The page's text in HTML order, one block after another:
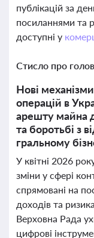
публікацій за
посиланнями та
доступні у
Стисло про
Нові
операцій в
арешту майна
та боротьбі з
гральному
У квітні 2026
зміни у сфері
спрямовані на
доходів та
Верховна Рада
цифрові